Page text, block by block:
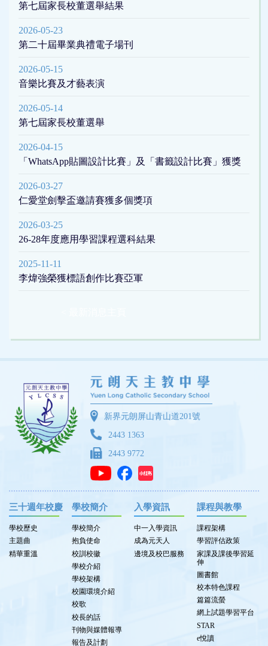
第七屆家長校董選舉結果
2026-05-23
第二十屆畢業典禮電子場刊
2026-05-15
音樂比賽及才藝表演
2026-05-14
第七屆家長校董選舉
2026-04-15
「WhatsApp貼圖設計比賽」及「書籤設計比賽」獲獎
2026-03-27
仁愛堂劍擊盃邀請賽獲多個獎項
2026-03-25
26-28年度應用學習課程選科結果
2025-11-11
李煒強榮獲標語創作比賽亞軍
新界元朗屏山青山道201號
2443 1363
2443 9772
三十週年校慶
學校歷史
主題曲
精華重溫
學校簡介
學校簡介
抱負使命
校訓校徽
學校介紹
學校架構
校園環境介紹
校歌
校長的話
刊物與媒體報導
報告及計劃
入學資訊
中一入學資訊
成為元天人
邊境及校巴服務
課程與教學
課程架構
學習評估政策
家課及課後學習延
伸
圖書館
校本特色課程
篇篇流螢
網上試題學習平台
STAR
e悅讀